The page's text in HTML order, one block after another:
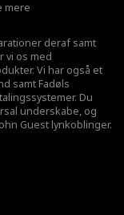
mere
deraf samt
vi os med
Vi har også et
samt Fadøls
Du
underskabe, og
Guest lynkoblinger.